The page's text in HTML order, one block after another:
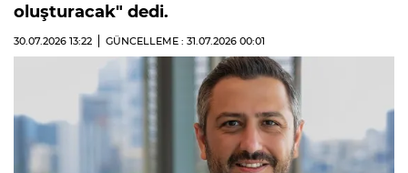
oluşturacak" dedi.
30.07.2026 13:22 GÜNCELLEME : 31.07.2026 00:01